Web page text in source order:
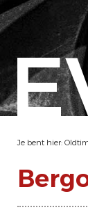
Je bent hier: